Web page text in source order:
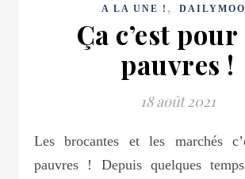
A LA UNE ! ,
Ça c’est pour
pauvres !
18 août 2021
Les brocantes et les marchés c’est pour les
pauvres ! Depuis quelques